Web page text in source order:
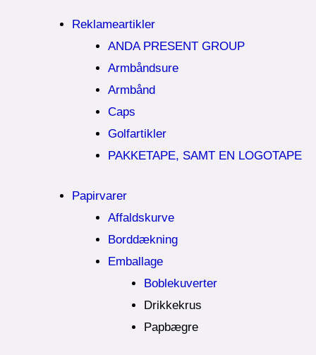
Reklameartikler
ANDA PRESENT GROUP
Armbåndsure
Armbånd
Caps
Golfartikler
PAKKETAPE, SAMT EN LOGOTAPE
Papirvarer
Affaldskurve
Borddækning
Emballage
Boblekuverter
Drikkekrus
Papbægre